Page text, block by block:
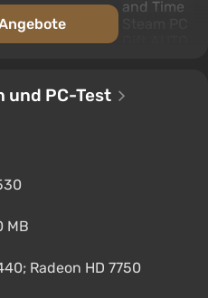
Steam
/ Russia +
und PC-Test
MB
Radeon HD 7750